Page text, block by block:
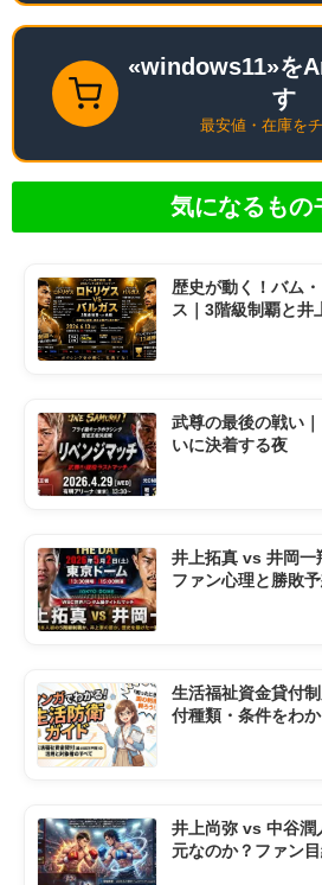
«windows11»を
す
最安値・在庫を
気になるもの
歴史が動く！バム
ス｜3階級制覇と井
武尊の最後の戦い
いに決着する夜
井上拓真 vs 井岡一
ファン心理と勝敗
生活福祉資金貸付
付種類・条件をわ
井上尚弥 vs 中谷潤
元なのか？ファン